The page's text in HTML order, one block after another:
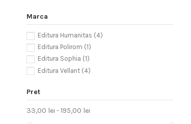
Marca
Editura Humanitas (4)
Editura Polirom (1)
Editura Sophia (1)
Editura Vellant (4)
Pret
33,00 lei - 195,00 lei